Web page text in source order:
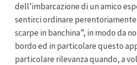
dell’imbarcazione di un amico
sentirci ordinare
scarpe in banchina”, in modo da
bordo ed in particolare questo
particolare rilevanza quando, a